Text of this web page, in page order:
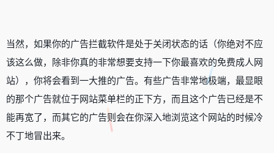
当然，如果你的广告拦截软件是处于关闭状态的话（你绝对不应
该这么做，除非你真的非常想要支持一下你最喜欢的免费成人网
站），你将会看到一大推的广告。有些广告非常地极端，最显眼
的那个广告就位于网站菜单栏的正下方，而且这个广告已经是不
能再宽了，而其它的广告则会在你深入地浏览这个网站的时候冷
不丁地冒出来。